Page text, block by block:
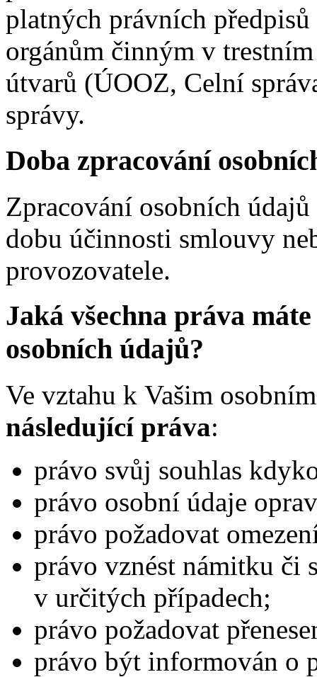
platných právních
orgánům činným v
útvarů (ÚOOZ, Celní
správy.
Doba zpracování
Zpracování osobních
dobu účinnosti smlouvy
provozovatele.
Jaká všechna práva
osobních údajů?
Ve vztahu k Vašim
následující práva:
právo svůj souhlas
právo osobní údaje
právo požadovat
právo vznést námitku či
v určitých případech;
právo požadovat
právo být informován o